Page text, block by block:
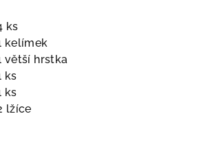
ks
kelímek
větší hrstka
ks
ks
lžíce